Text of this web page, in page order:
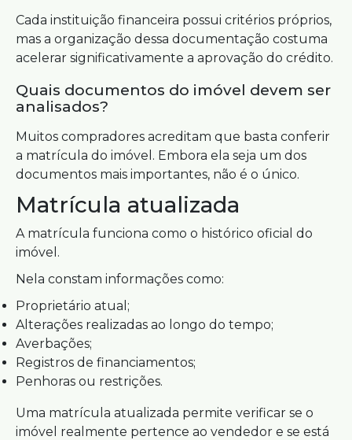
Cada instituição financeira possui critérios próprios,
mas a organização dessa documentação costuma
acelerar significativamente a aprovação do crédito.
Quais documentos do imóvel devem ser
analisados?
Muitos compradores acreditam que basta conferir
a matrícula do imóvel. Embora ela seja um dos
documentos mais importantes, não é o único.
Matrícula atualizada
A matrícula funciona como o histórico oficial do
imóvel.
Nela constam informações como:
Proprietário atual;
Alterações realizadas ao longo do tempo;
Averbações;
Registros de financiamentos;
Penhoras ou restrições.
Uma matrícula atualizada permite verificar se o
imóvel realmente pertence ao vendedor e se está